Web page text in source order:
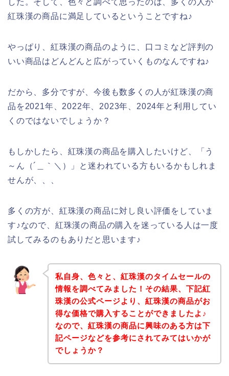
紅珠漢の商品に満足しているということですね♪
やっぱり、紅珠漢の商品のように、口コミなど評判の
いい商品はどんどんと広がっていくものなんですね♪
だから、多分ですが、今後も数多くの人が紅珠漢の商
品を2021年、2022年、2023年、2024年と利用してい
くのではないでしょうか？
もしかしたら、紅珠漢の商品を購入したいけど、「う
～ん（´＿｀＼）」と迷われている方もいるかもしれま
せんが、、、
多くの方が、紅珠漢の商品に対し良い評価をしていま
す♪なので、紅珠漢の商品の購入を迷っている人は一度
試してみるのもありだと思います♪
私自身、色々と、紅珠漢のタイムセールの
情報を調べてみました！その結果、下記紅
珠漢の公式ページより、紅珠漢の商品がお
得な価格で購入することができましたよ♪
なので、紅珠漢の商品に興味のある方は下
記ページなどを参考にされてみてはいかが
でしょうか？